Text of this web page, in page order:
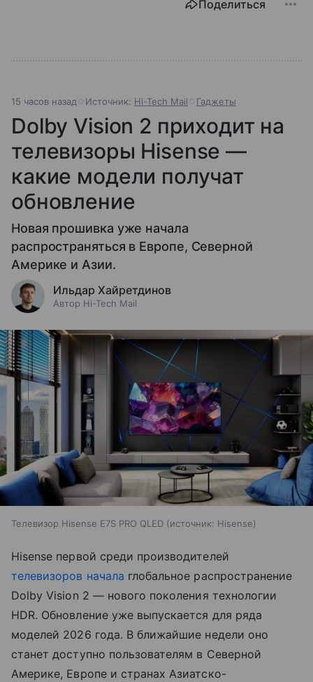
Поделиться
15 часов назад Источник: Hi-Tech Mail Гаджеты
Dolby Vision 2 приходит на
телевизоры Hisense —
какие модели получат
обновление
Новая прошивка уже начала
распространяться в Европе, Северной
Америке и Азии.
Ильдар Хайретдинов
Автор Hi-Tech Mail
Телевизор Hisense E7S PRO QLED источник: Hisense
Hisense первой среди производителей
телевизоров начала глобальное распространение
Dolby Vision 2 — нового поколения технологии
HDR. Обновление уже выпускается для ряда
моделей 2026 года. В ближайшие недели оно
станет доступно пользователям в Северной
Америке, Европе и странах Азиатско-